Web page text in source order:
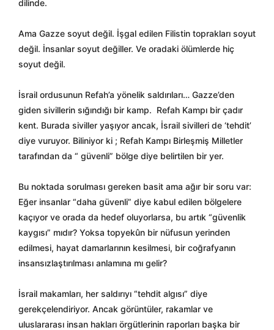
dilinde.
Ama Gazze soyut değil. İşgal edilen Filistin toprakları soyut
değil. İnsanlar soyut değiller. Ve oradaki ölümlerde hiç
soyut değil.
İsrail ordusunun Refah’a yönelik saldırıları… Gazze’den
giden sivillerin sığındığı bir kamp. Refah Kampı bir çadır
kent. Burada siviller yaşıyor ancak, İsrail sivilleri de ‘tehdit’
diye vuruyor. Biliniyor ki ; Refah Kampı Birleşmiş Milletler
tarafından da “ güvenli” bölge diye belirtilen bir yer.
Bu noktada sorulması gereken basit ama ağır bir soru var:
Eğer insanlar “daha güvenli” diye kabul edilen bölgelere
kaçıyor ve orada da hedef oluyorlarsa, bu artık “güvenlik
kaygısı” mıdır? Yoksa topyekûn bir nüfusun yerinden
edilmesi, hayat damarlarının kesilmesi, bir coğrafyanın
insansızlaştırılması anlamına mı gelir?
İsrail makamları, her saldırıyı “tehdit algısı” diye
gerekçelendiriyor. Ancak görüntüler, rakamlar ve
uluslararası insan hakları örgütlerinin raporları başka bir